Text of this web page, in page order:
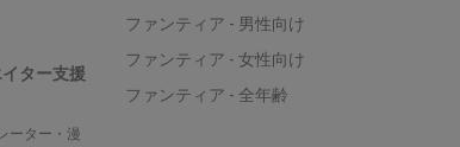
ファンティア - 男性向け
ファンティア - 女性向け
ファンティア - 全年齢
ター支援
ーター・漫